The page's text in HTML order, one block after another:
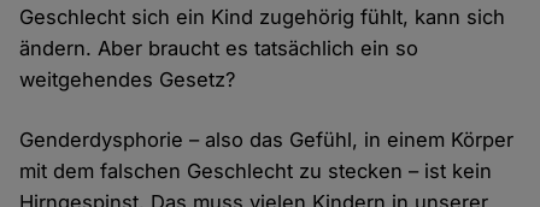
Geschlecht sich ein Kind zugehörig fühlt, kann sich
ändern. Aber braucht es tatsächlich ein so
weitgehendes Gesetz?
Genderdysphorie – also das Gefühl, in einem Körper
mit dem falschen Geschlecht zu stecken – ist kein